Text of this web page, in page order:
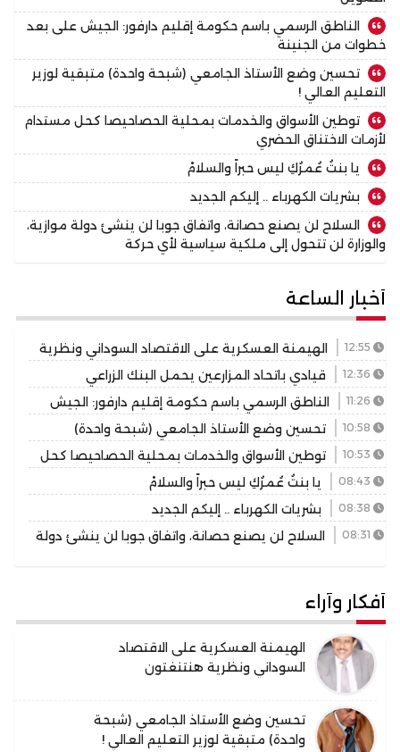
الناطق الرسمي باسم حكومة إقليم دارفور: الجيش على بعد
خطوات من الجنينة
تحسين وضع الأستاذ الجامعي (شبحة واحدة) متبقية لوزير
التعليم العالي !
توطين الأسواق والخدمات بمحلية الحصاحيصا كحل مستدام
لأزمات الاختناق الحضري
يا بنتُ عُمرُكِ ليس حبراً والسلامْ
بشريات الكهرباء .. إليكم الجديد
السلاح لن يصنع حصانة، واتفاق جوبا لن ينشئ دولة موازية،
والوزارة لن تتحول إلى ملكية سياسية لأي حركة
أخبار الساعة
الهيمنة العسكرية على الاقتصاد السوداني ونظرية
هنتنغتون قيادي باتحاد المزارعين يحمل البنك الزراعي
مسؤولية أي فشل للموسم، ويرسم صورة قاتمة وأوضاعًا
بائسة بسبب سياسة التمويل
الناطق الرسمي باسم حكومة إقليم دارفور: الجيش
على بعد خطوات من الجنينة
تحسين وضع الأستاذ الجامعي (شبحة واحدة)
متبقية لوزير التعليم العالي !
توطين الأسواق والخدمات بمحلية الحصاحيصا كحل
مستدام لأزمات الاختناق الحضري
يا بنتُ عُمرُكِ ليس حبراً والسلامْ
بشريات الكهرباء .. إليكم الجديد
السلاح لن يصنع حصانة، واتفاق جوبا لن ينشئ دولة
أفكار وآراء
الهيمنة العسكرية على الاقتصاد
السوداني ونظرية هنتنغتون
تحسين وضع الأستاذ الجامعي (شبحة
واحدة) متبقية لوزير التعليم العالي !